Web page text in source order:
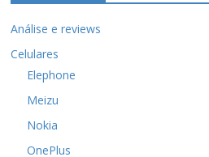
Análise e reviews
Celulares
Elephone
Meizu
Nokia
OnePlus